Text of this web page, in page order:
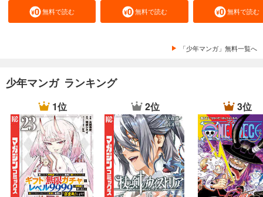
無料で読む 無料で読む 無料で読む
「少年マンガ」無料一覧へ
少年マンガ ランキング
1位 2位 3位